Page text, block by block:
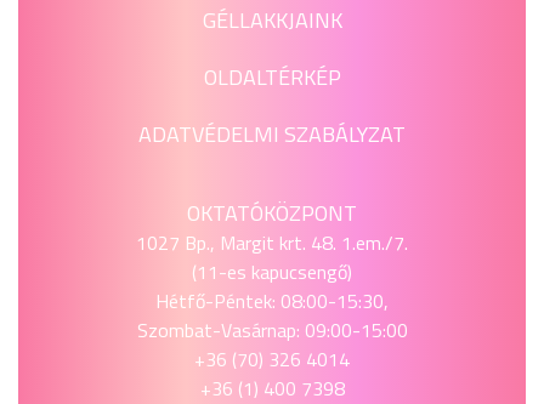
GÉLLAKKJAINK
OLDALTÉRKÉP
ADATVÉDELMI SZABÁLYZAT
OKTATÓKÖZPONT
1027 Bp., Margit krt. 48. 1.em./7.
(11-es kapucsengő)
Hétfő-Péntek: 08:00-15:30,
Szombat-Vasárnap: 09:00-15:00
+36 (70) 326 4014
+36 (1) 400 7398